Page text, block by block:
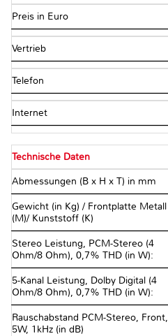
Preis in Euro
Vertrieb
Telefon
Internet
Technische Daten
Abmessungen (B x H x T) in mm
Gewicht (in Kg) / Frontplatte Metall
(M)/ Kunststoff (K)
Stereo Leistung, PCM-Stereo (4
Ohm/8 Ohm), 0,7% THD (in W):
5-Kanal Leistung, Dolby Digital (4
Ohm/8 Ohm), 0,7% THD (in W):
Rauschabstand PCM-Stereo, Front,
5W, 1kHz (in dB)